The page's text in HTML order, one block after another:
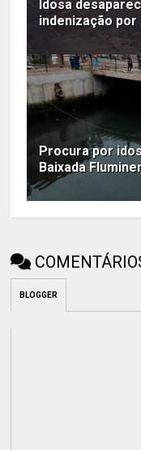
Idosa
indenização
Procura por
Baixada
BLOGGER